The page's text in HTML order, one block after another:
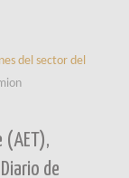
del sector del
(AET),
de